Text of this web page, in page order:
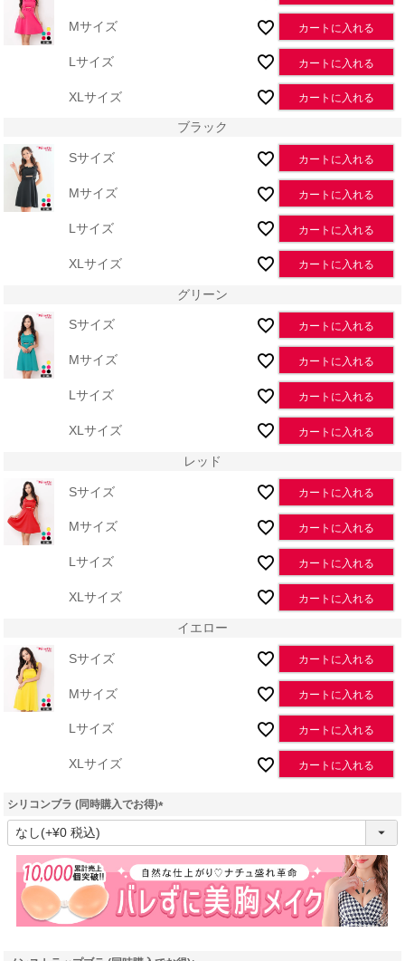
Mサイズ カートに入れる
Lサイズ カートに入れる
XLサイズ カートに入れる
ブラック
Sサイズ カートに入れる
Mサイズ カートに入れる
Lサイズ カートに入れる
XLサイズ カートに入れる
グリーン
Sサイズ カートに入れる
Mサイズ カートに入れる
Lサイズ カートに入れる
XLサイズ カートに入れる
レッド
Sサイズ カートに入れる
Mサイズ カートに入れる
Lサイズ カートに入れる
XLサイズ カートに入れる
イエロー
Sサイズ カートに入れる
Mサイズ カートに入れる
Lサイズ カートに入れる
XLサイズ カートに入れる
シリコンブラ (同時購入でお得)
(
須
)